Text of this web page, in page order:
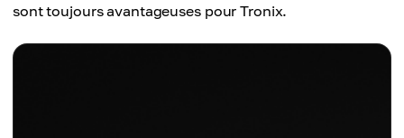
sont toujours avantageuses pour Tronix.